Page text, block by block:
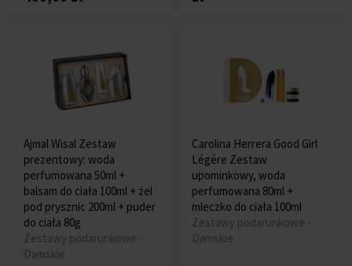
Ajmal Wisal Zestaw
prezentowy: woda
perfumowana 50ml +
balsam do ciała 100ml + żel
pod prysznic 200ml + puder
do ciała 80g
Zestawy podarunkowe -
Damskie
Carolina Herrera Good Girl
Légére Zestaw
upominkowy, woda
perfumowana 80ml +
mleczko do ciała 100ml
Zestawy podarunkowe -
Damskie